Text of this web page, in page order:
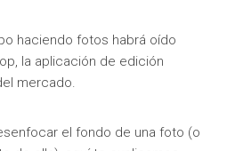
haciendo fotos habrá oído
la aplicación de edición
mercado.
el fondo de una foto (o